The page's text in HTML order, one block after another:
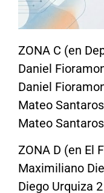
ZONA C (en
Daniel
Daniel
Mateo
Mateo
ZONA D (en El
Maximiliano
Diego Urquiza